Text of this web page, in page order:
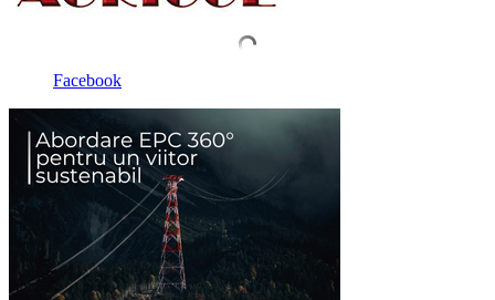
Facebook